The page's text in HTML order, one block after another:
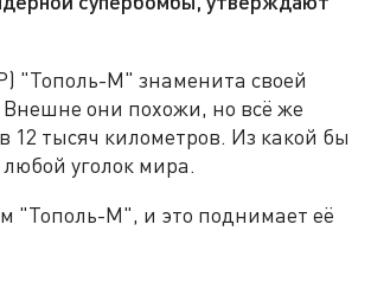
"Тополь-М" знаменита своей
они похожи, но всё же
12 тысяч километров. Из какой бы
уголок мира.
"Тополь-М", и это поднимает её